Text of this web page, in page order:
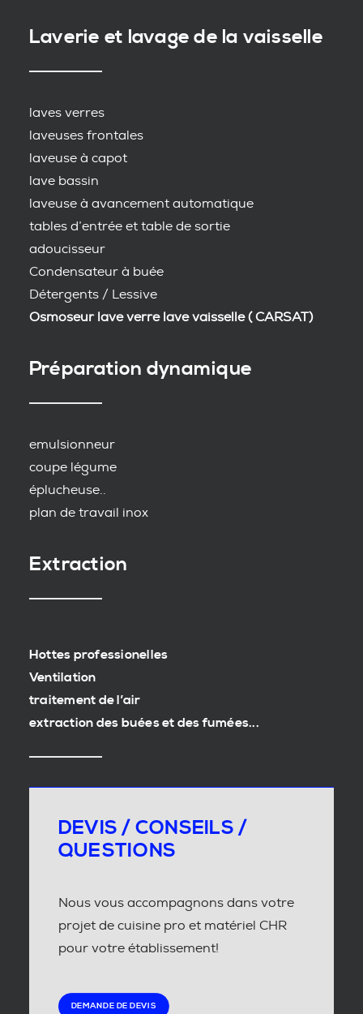
Laverie et lavage de la vaisselle
laves verres
laveuses frontales
laveuse à capot
lave bassin
laveuse à avancement automatique
tables d’entrée et table de sortie
adoucisseur
Condensateur à buée
Détergents / Lessive
Osmoseur lave verre lave vaisselle ( CARSAT)
Préparation dynamique
emulsionneur
coupe légume
éplucheuse..
plan de travail inox
Extraction
Hottes professionelles
Ventilation
traitement de l’air
extraction des buées et des fumées...
DEVIS / CONSEILS /
QUESTIONS
Nous vous accompagnons dans votre
projet de cuisine pro et matériel CHR
pour votre établissement!
DEMANDE DE DEVIS